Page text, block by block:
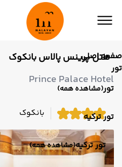
صفحه اصلی
تور
تور(مشاهده همه)
تور ترکیه
تور ترکیه(مشاهده همه)
هتل پرینس پالاس بانکوک
Prince Palace Hotel
بانکوک